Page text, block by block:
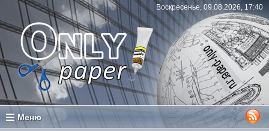
Воскресенье, 09.08.2026, 17:40
Меню